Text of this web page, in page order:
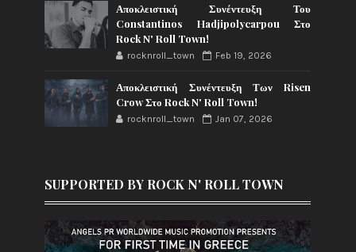
Αποκλειστική Συνέντευξη Του
Constantinos Hadjipolycarpou Στο
Rock N' Roll Town!
rocknroll_town Feb 19, 2026
Αποκλειστική Συνέντευξη Των Risen
Crow Στο Rock N' Roll Town!
rocknroll_town Jan 07, 2026
SUPPORTED BY ROCK N' ROLL TOWN